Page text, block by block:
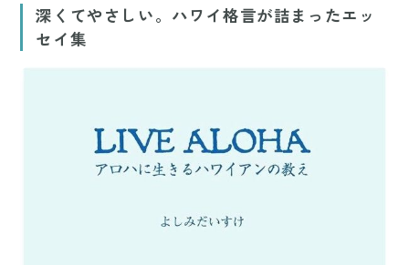
深くてやさしい。ハワイ格言が詰まったエッ
セイ集